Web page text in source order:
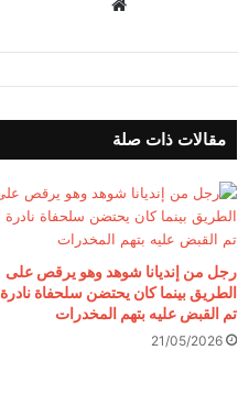
مقالات ذات صلة
رجل من إنديانا شوهد وهو يرقص على
الطريق بينما كان يحتضن سلحفاة نادرة
تم القبض عليه بتهم المخدرات
21/05/2026